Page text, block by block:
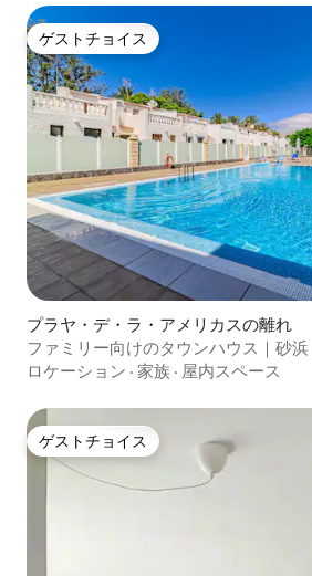
ゲストチョイス
ゲストチョイス
プラヤ・デ・ラ・アメリカスの離れ
ファミリー向けのタウンハウス｜砂
ロケーション · 家族 · 屋内スペース
ゲストチョイス
ゲストチョイス